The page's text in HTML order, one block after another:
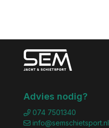
Advies nodig?
074 7501340
info@semschietsport.nl